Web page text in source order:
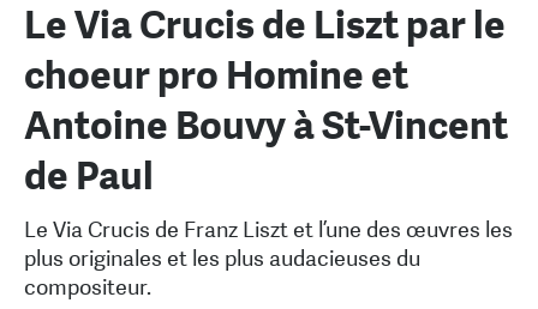
Le Via Crucis de Liszt par le
choeur pro Homine et
Antoine Bouvy à St-Vincent
de Paul
Le Via Crucis de Franz Liszt et l’une des œuvres les
plus originales et les plus audacieuses du
compositeur.